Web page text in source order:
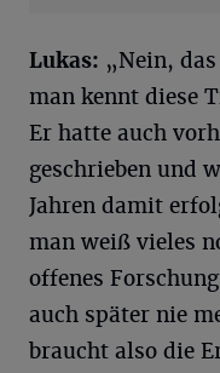
Lukas: „Nein,
man kennt diese
Er hatte auch
geschrieben und
Jahren damit
man weiß vieles
offenes
auch später nie
braucht also die